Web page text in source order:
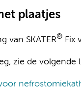
plaatjes
van SKATER® Fix
zie de volgende